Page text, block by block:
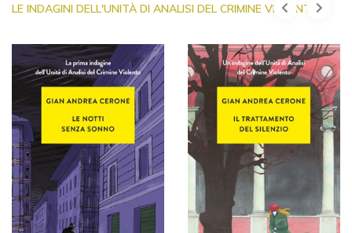
LE INDAGINI DELL'UNITÀ DI ANALISI DEL CRIMINE VIOLENTO